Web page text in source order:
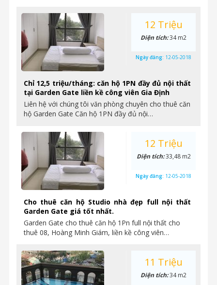
Chỉ 12,5 triệu/tháng: căn hộ 1PN đầy đủ nội thất
tại Garden Gate liền kề công viên Gia Định
Liên hệ với chúng tôi văn phòng chuyên cho thuê căn
hộ Garden Gate Căn hộ 1PN đầy đủ nội…
12 Triệu
Diện tích:34 m2
Ngày đăng: 12-05-2018
Cho thuê căn hộ Studio nhà đẹp full nội thất
Garden Gate giá tốt nhất.
Garden Gate cho thuê căn hộ 1Pn full nội thất cho
thuê 08, Hoàng Minh Giám, liền kề công viên…
12 Triệu
Diện tích:33,48 m2
Ngày đăng: 12-05-2018
11 Triệu
Diện tích:34 m2